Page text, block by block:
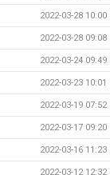
2022-03-28 10:00
2022-03-28 09:08
2022-03-24 09:49
2022-03-23 10:01
2022-03-19 07:52
2022-03-17 09:20
2022-03-16 11:23
2022-03-12 12:32